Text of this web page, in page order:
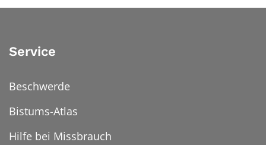
Service
Beschwerde
Bistums-Atlas
Hilfe bei Missbrauch